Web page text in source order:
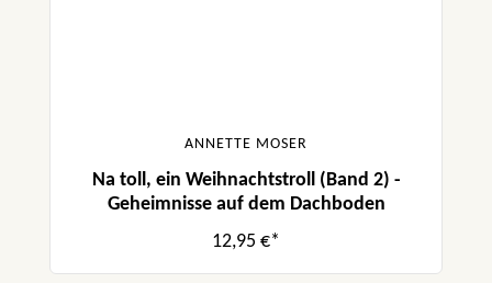
ANNETTE MOSER
Na toll, ein Weihnachtstroll (Band 2) -
Geheimnisse auf dem Dachboden
12,95 €*